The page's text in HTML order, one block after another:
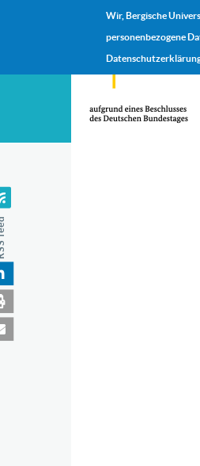
Wir, Bergische
personenbezogene
Direkt zum Inhalt